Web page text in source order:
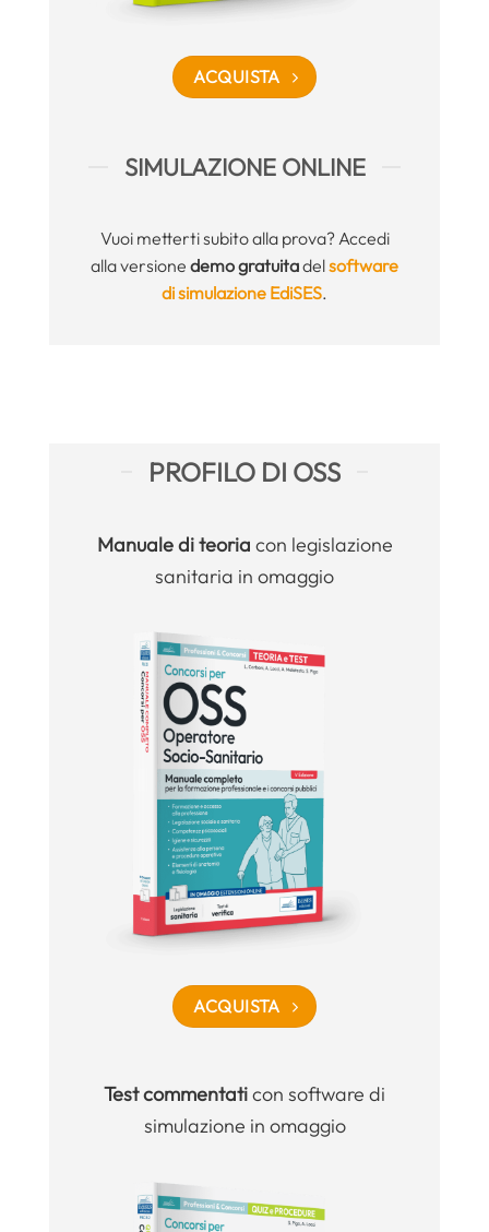
ACQUISTA
SIMULAZIONE ONLINE
Vuoi metterti subito alla prova? Accedi
alla versione demo gratuitadelsoftware
di simulazione EdiSES.
PROFILO DI OSS
Manualedi teoria con legislazione
sanitaria in omaggio
ACQUISTA
Test commentaticon software di
simulazione in omaggio